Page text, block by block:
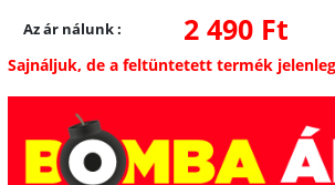
Az ár nálunk: 2 490 Ft
Sajnáljuk, de a feltüntetett termék